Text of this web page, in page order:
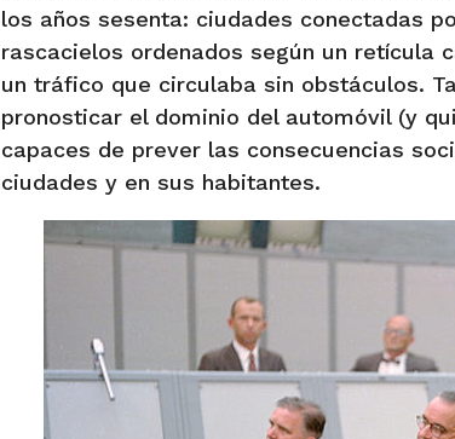
los años sesenta: ciudades conectadas
rascacielos ordenados según un retícula
un tráfico que circulaba sin obstáculos.
pronosticar el dominio del automóvil (y
capaces de prever las consecuencias
ciudades y en sus habitantes.